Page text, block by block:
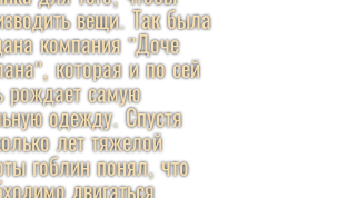
вещи. Так была
компания "Доче
которая и по сей
рождает самую
одежду. Спустя
лет тяжелой
гоблин понял, что
двигаться